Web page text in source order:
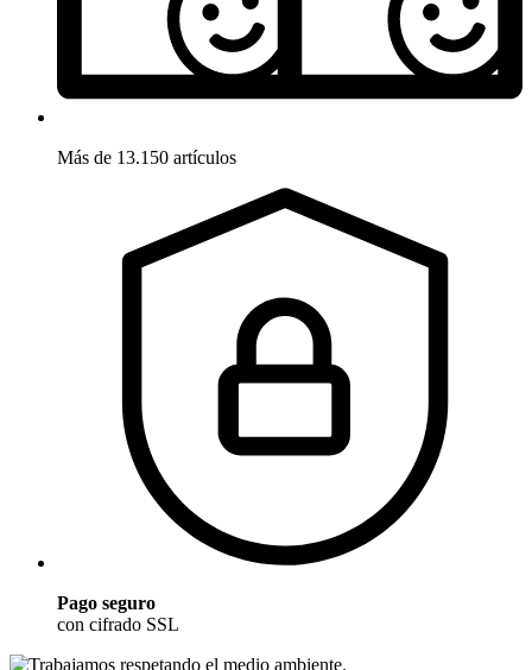
Más de 13.150 artículos
Pago seguro
con cifrado SSL